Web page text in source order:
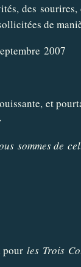
des
de
2007
et
sommes de
pour les Trois